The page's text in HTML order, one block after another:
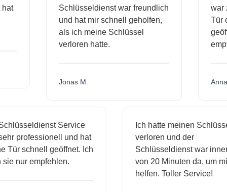
hat
Schlüsseldienst war freundlich
und hat mir schnell geholfen,
als ich meine Schlüssel
verloren hatte.
Jonas M.
Service
professionell und hat
Tür schnell geöffnet. Ich
nur empfehlen.
Ich hatte meinen
verloren und der
Schlüsseldienst war
von 20 Minuten da, um
helfen. Toller Service!